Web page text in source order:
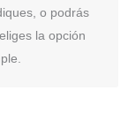
o podrás
la opción